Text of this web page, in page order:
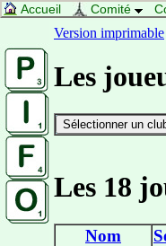
Accueil Comité
Version imprimable
Les
Les 18
Nom